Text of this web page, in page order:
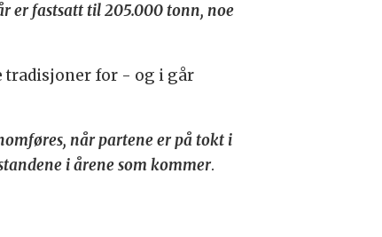
er fastsatt til 205.000 tonn, noe
tradisjoner for - og i går
når partene er på tokt i
i årene som kommer.